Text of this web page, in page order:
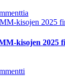
kisojen 2025